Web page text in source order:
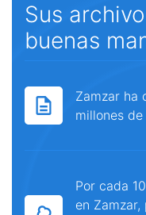
Sus
buenas
Zamzar ha
millones
Por cada
en